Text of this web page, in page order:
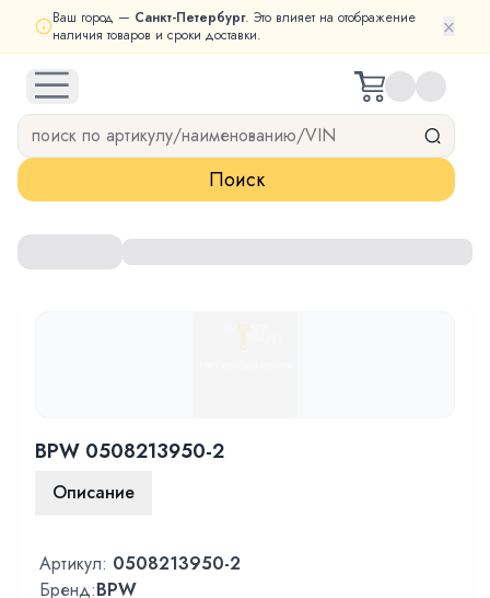
Ваш город — Санкт-Петербург. Это влияет на отображение
наличия товаров и сроки доставки.
×
open navigation menu
Поиск
BPW 0508213950-2
Описание
Артикул: 0508213950-2
Бренд:BPW